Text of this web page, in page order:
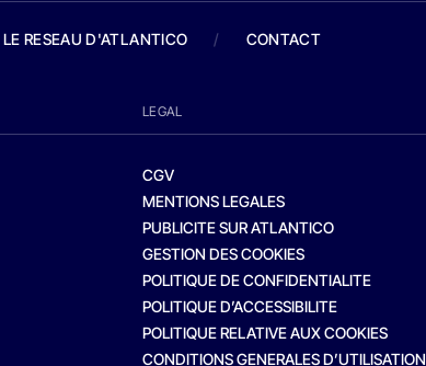
LE RESEAU D'ATLANTICO / CONTACT
LEGAL
CGV
MENTIONS LEGALES
PUBLICITE SUR ATLANTICO
GESTION DES COOKIES
POLITIQUE DE CONFIDENTIALITE
POLITIQUE D’ACCESSIBILITE
POLITIQUE RELATIVE AUX COOKIES
CONDITIONS GENERALES D’UTILISATION